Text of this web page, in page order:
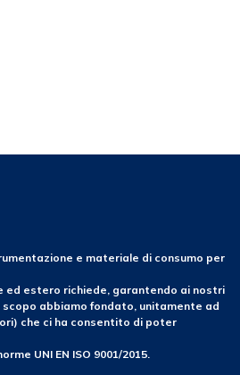
e materiale di consumo per
estero richiede, garantendo ai nostri
abbiamo fondato, unitamente ad
che ci ha consentito di poter
UNI EN ISO 9001/2015.